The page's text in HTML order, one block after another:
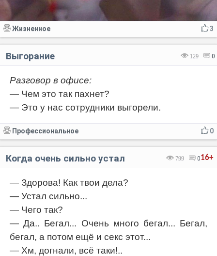
3
Жизненное
129 0
Выгорание
Разговор в офисе:
— Чем это так пахнет?
— Это у нас сотрудники выгорели.
0
Профессиональное
16+
799 0
Когда очень сильно устал
— Здорова! Как твои дела?
— Устал сильно...
— Чего так?
— Да.. Бегал... Очень много бегал... Бегал,
бегал, а потом ещё и секс этот...
— Хм, догнали, всё таки!..